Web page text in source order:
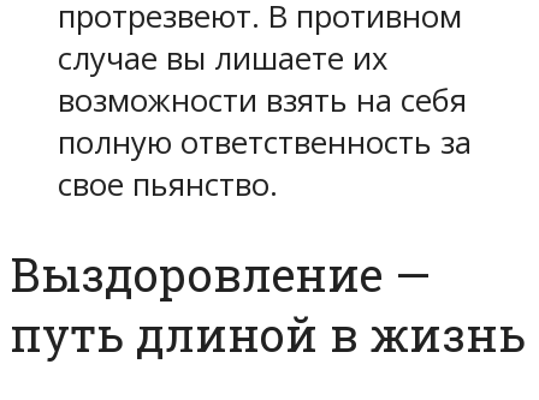
протрезвеют. В противном
случае вы лишаете их
возможности взять на себя
полную ответственность за
свое пьянство.
Выздоровление —
путь длиной в жизнь